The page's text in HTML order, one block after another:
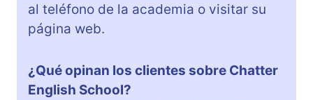
al teléfono de la academia o visitar su
página web.
¿Qué opinan los clientes sobre Chatter
English School?